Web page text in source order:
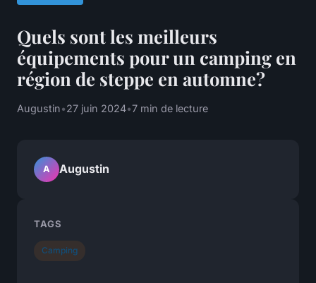
Quels sont les meilleurs
équipements pour un camping en
région de steppe en automne?
Augustin•27 juin 2024•7 min de lecture
A Augustin
TAGS
Camping